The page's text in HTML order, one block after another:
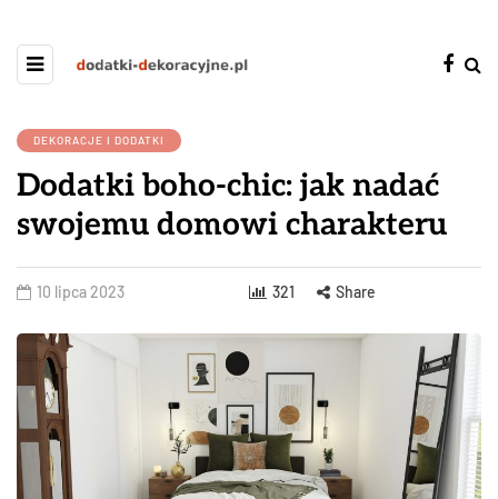
DEKORACJE I DODATKI
Dodatki boho-chic: jak nadać
swojemu domowi charakteru
10 lipca 2023 321 Share